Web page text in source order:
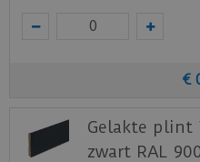
€
Gelakte plint
zwart RAL